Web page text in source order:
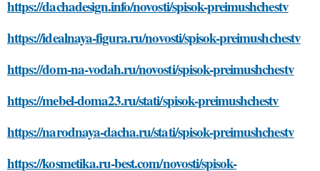
https://dachadesign.info/novosti/spisok-preimushchestv
https://idealnaya-figura.ru/novosti/spisok-preimushchestv
https://dom-na-vodah.ru/novosti/spisok-preimushchestv
https://mebel-doma23.ru/stati/spisok-preimushchestv
https://narodnaya-dacha.ru/stati/spisok-preimushchestv
https://kosmetika.ru-best.com/novosti/spisok-